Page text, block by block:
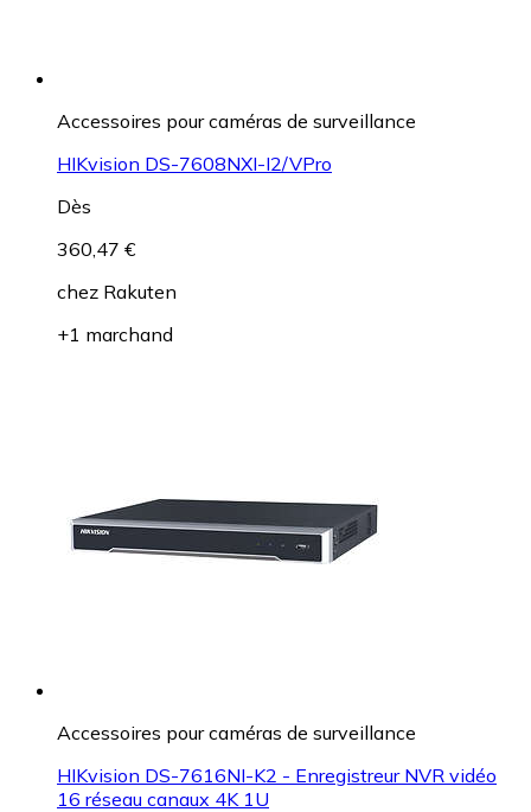
Accessoires pour caméras de surveillance
HIKvision DS-7608NXI-I2/VPro
Dès
360,47 €
chez Rakuten
+1 marchand
Accessoires pour caméras de surveillance
HIKvision DS-7616NI-K2 - Enregistreur NVR vidéo
16 réseau canaux 4K 1U